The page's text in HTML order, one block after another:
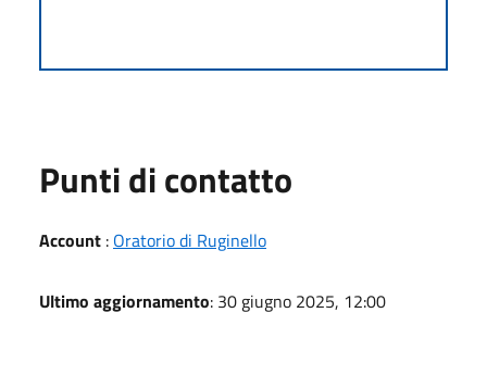
Punti di contatto
Account : Oratorio di Ruginello
Ultimo aggiornamento: 30 giugno 2025, 12:00